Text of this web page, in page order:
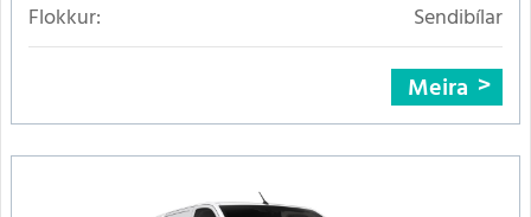
Flokkur:
Sendibílar
Meira